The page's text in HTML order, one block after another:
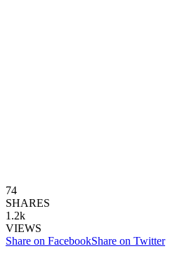
74
SHARES
1.2k
VIEWS
Share on FacebookShare on Twitter